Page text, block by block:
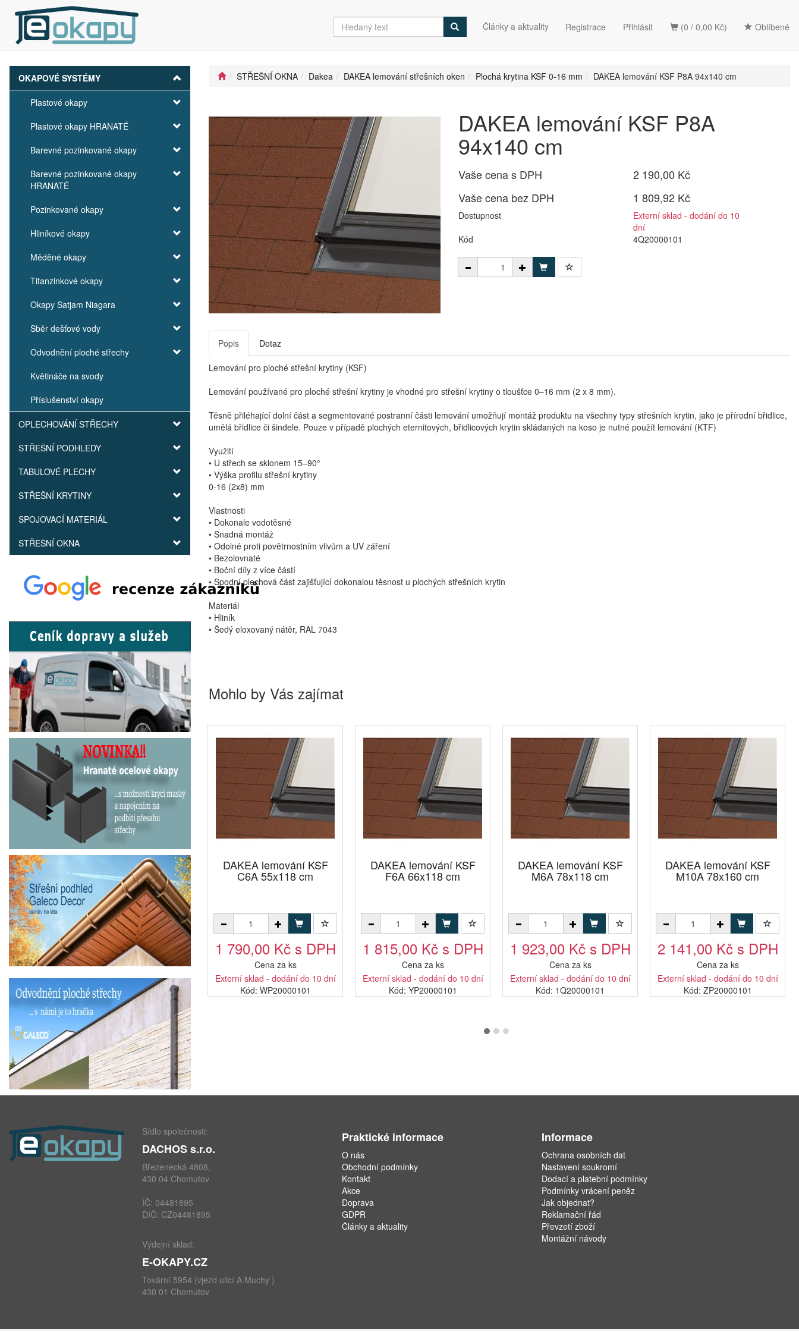
(0 / 0,00 Kč) Oblíbené
Články a aktuality Registrace Přihlásit
OKAPOVÉ SYSTÉMY
Plastové okapy
Plastové okapy HRANATÉ
Barevné pozinkované okapy
Barevné pozinkované okapy
HRANATÉ
Pozinkované okapy
Hliníkové okapy
Měděné okapy
Titanzinkové okapy
Okapy Satjam Niagara
Sběr dešťové vody
Odvodnění ploché střechy
Květináče na svody
Příslušenství okapy
OPLECHOVÁNÍ STŘECHY
STŘEŠNÍ PODHLEDY
TABULOVÉ PLECHY
STŘEŠNÍ KRYTINY
SPOJOVACÍ MATERIÁL
STŘEŠNÍ OKNA
STŘEŠNÍ OKNA Dakea DAKEA lemování střešních oken Plochá krytina KSF 0-16 mm DAKEA lemování KSF P8A 94x140 cm
DAKEA lemování KSF P8A
94x140 cm
Vaše cena s DPH
2 190,00 Kč
Vaše cena bez DPH
1 809,92 Kč
Dostupnost
Externí sklad - dodání do 10
dní
Kód
4Q20000101
Popis Dotaz
Lemování pro ploché střešní krytiny (KSF)
Lemování používané pro ploché střešní krytiny je vhodné pro střešní krytiny o tloušťce 0–16 mm (2 x 8 mm).
Těsně přiléhající dolní část a segmentované postranní části lemování umožňují montáž produktu na všechny typy střešních krytin, jako je přírodní břidlice,
umělá břidlice či šindele. Pouze v případě plochých eternitových, břidlicových krytin skládaných na koso je nutné použít lemování (KTF)
Využití
• U střech se sklonem 15–90°
• Výška profilu střešní krytiny
0-16 (2x8) mm
Vlastnosti
• Dokonale vodotěsné
• Snadná montáž
• Odolné proti povětrnostním vlivům a UV záření
• Bezolovnaté
• Boční díly z více částí
• Spodní plechová část zajišťující dokonalou těsnost u plochých střešních krytin
Materiál
• Hliník
• Šedý eloxovaný nátěr, RAL 7043
Mohlo by Vás zajímat
DAKEA lemování KSF
C6A 55x118 cm
1 790,00 Kč s DPH
Cena za ks
Externí sklad - dodání do 10 dní
Kód: WP20000101
DAKEA lemování KSF
F6A 66x118 cm
1 815,00 Kč s DPH
Cena za ks
Externí sklad - dodání do 10 dní
Kód: YP20000101
DAKEA lemování KSF
M6A 78x118 cm
1 923,00 Kč s DPH
Cena za ks
Externí sklad - dodání do 10 dní
Kód: 1Q20000101
DAKEA lemování KSF
M10A 78x160 cm
2 141,00 Kč s DPH
Cena za ks
Externí sklad - dodání do 10 dní
Kód: ZP20000101
Sídlo společnosti:
DACHOS s.r.o.
Březenecká 4808,
430 04 Chomutov
IČ: 04481895
DIČ: CZ04481895
Výdejní sklad:
E-OKAPY.CZ
Tovární 5954 (vjezd ulicí A.Muchy )
430 01 Chomutov
Praktické informace
O nás
Obchodní podmínky
Kontakt
Akce
Doprava
GDPR
Články a aktuality
Informace
Ochrana osobních dat
Nastavení soukromí
Dodací a platební podmínky
Podmínky vrácení peněz
Jak objednat?
Reklamační řád
Převzetí zboží
Montážní návody